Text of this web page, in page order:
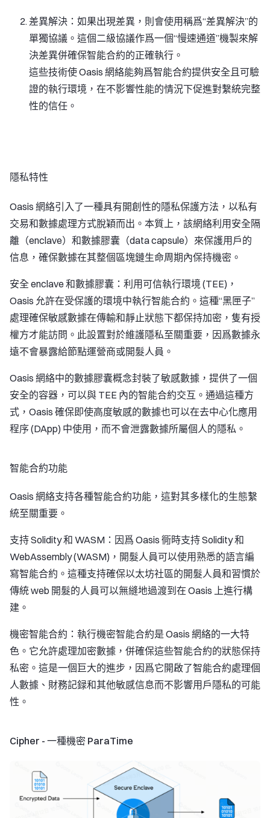
差異解決：如果出現差異，則會使用稱爲“差異解決”的
單獨協議。這個二級協議作爲一個“慢速通道”機製來解
決差異併確保智能合約的正確執行。
這些技術使 Oasis 網絡能夠爲智能合約提供安全且可驗
證的執行環境，在不影響性能的情況下促進對繫統完整
性的信任。
隱私特性
Oasis 網絡引入了一種具有開創性的隱私保護方法，以私有
交易和數據處理方式脫穎而出。本質上，該網絡利用安全隔
離（enclave）和數據膠囊（data capsule）來保護用戶的
信息，確保數據在其整個區塊鏈生命周期內保持機密。
安全 enclave 和數據膠囊：利用可信執行環境 (TEE)，
Oasis 允許在受保護的環境中執行智能合約。這種“黑匣子”
處理確保敏感數據在傳輸和靜止狀態下都保持加密，隻有授
權方才能訪問。此設置對於維護隱私至關重要，因爲數據永
遠不會暴露給節點運營商或開髮人員。
Oasis 網絡中的數據膠囊概念封裝了敏感數據，提供了一個
安全的容器，可以與 TEE 內的智能合約交互。通過這種方
式，Oasis 確保即使高度敏感的數據也可以在去中心化應用
程序 (DApp) 中使用，而不會泄露數據所屬個人的隱私。
智能合約功能
Oasis 網絡支持各種智能合約功能，這對其多樣化的生態繫
統至關重要。
支持 Solidity 和 WASM：因爲 Oasis 衕時支持 Solidity 和
WebAssembly (WASM)，開髮人員可以使用熟悉的語言編
寫智能合約。這種支持確保以太坊社區的開髮人員和習慣於
傳統 web 開髮的人員可以無縫地過渡到在 Oasis 上進行構
建。
機密智能合約：執行機密智能合約是 Oasis 網絡的一大特
色。它允許處理加密數據，併確保這些智能合約的狀態保持
私密。這是一個巨大的進步，因爲它開啟了智能合約處理個
人數據、財務記録和其他敏感信息而不影響用戶隱私的可能
性。
Cipher - 一種機密 ParaTime